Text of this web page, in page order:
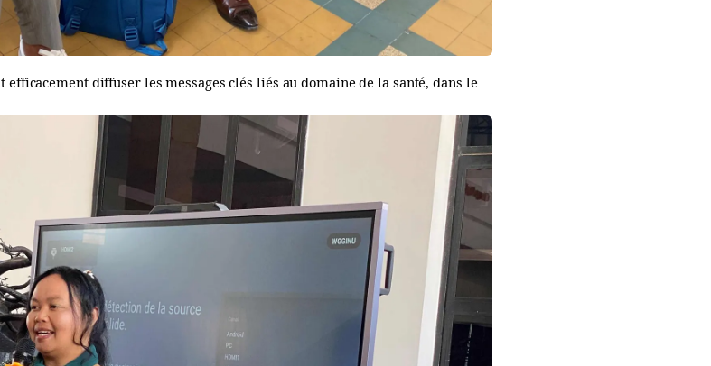
diffuser les messages clés liés au domaine de la santé, dans le